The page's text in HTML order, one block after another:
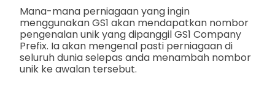
Mana-mana perniagaan yang ingin
menggunakan GS1 akan mendapatkan nombor
pengenalan unik yang dipanggil GS1 Company
Prefix. Ia akan mengenal pasti perniagaan di
seluruh dunia selepas anda menambah nombor
unik ke awalan tersebut.